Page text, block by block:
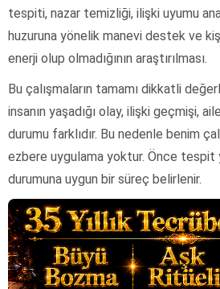
tespiti, nazar temizliği, ilişki uyumu
huzuruna yönelik manevi destek ve
enerji olup olmadığının araştırılması.
Bu çalışmaların tamamı dikkatli
insanın yaşadığı olay, ilişki geçmişi,
durumu farklıdır. Bu nedenle benim
ezbere uygulama yoktur. Önce tespit
durumuna uygun bir süreç belirlenir.